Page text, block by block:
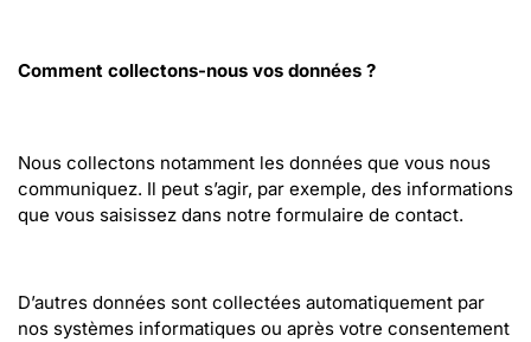
Comment collectons-nous vos données ?
Nous collectons notamment les données que vous nous
communiquez. Il peut s’agir, par exemple, des informations
que vous saisissez dans notre formulaire de contact.
D’autres données sont collectées automatiquement par
nos systèmes informatiques ou après votre consentement